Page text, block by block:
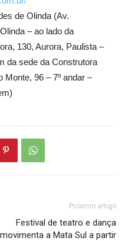
de Olinda (Av.
– ao lado da
130, Aurora, Paulista –
da sede da Construtora
Monte, 96 – 7º andar –
Próximo artigo
Festival de teatro e dança
movimenta a Mata Sul a partir